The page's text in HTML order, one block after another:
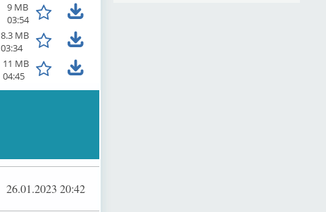
9 MB
03:54
8.3 MB
03:34
11 MB
04:45
26.01.2023 20:42